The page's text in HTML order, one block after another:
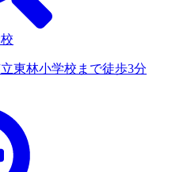
東林小学校まで徒歩3分